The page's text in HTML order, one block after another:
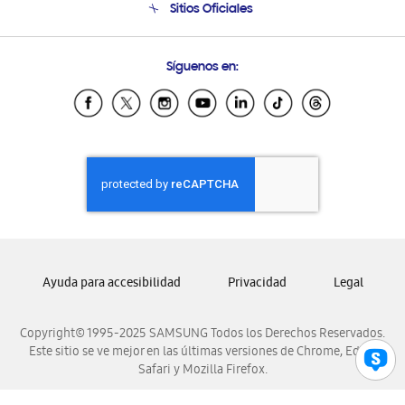
Soporte vía eMail
Sitios Oficiales
Samsung Ecuador
Samsung El Salvador
Samsung Honduras
Samsung Nicaragua
Samsung Panamá
Samsung Venezuela
Síguenos en:
Copyright© 1995-2025 SAMSUNG Todos los Derechos Reservados.
Este sitio se ve mejor en las últimas versiones de Chrome, Edge,
Safari y Mozilla Firefox.
Ayuda para accesibilidad Privacidad Legal